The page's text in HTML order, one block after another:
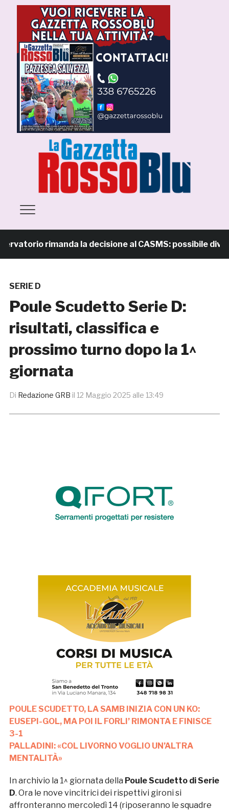
rimanda la decisione al CASMS: possibile divieto
SERIE D
Poule Scudetto Serie D:
risultati, classifica e
prossimo turno dopo la 1^
giornata
Di Redazione GRB il 12 Maggio 2025 alle 13:49
POULE SCUDETTO, LA SAMB INIZIA CON UN KO:
EUSEPI-GOL, MA POI IL FORLI’ RIMONTA E FINISCE
3-1
PALLADINI: «COL LIVORNO VOGLIO UN’ALTRA
MENTALITÀ»
In archivio la 1^ giornata della Poule Scudetto di Serie
D. Ora le nove vincitrici dei rispettivi gironi si
affronteranno mercoledì 14 (riposeranno le squadre